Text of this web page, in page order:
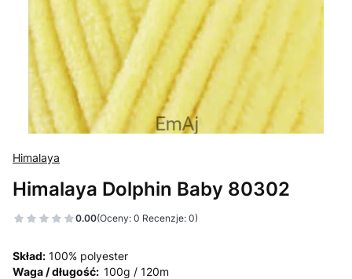
Himalaya
Himalaya Dolphin Baby 80302
0.00(Oceny: 0 Recenzje: 0)
Skład: 100% polyester
Waga / długość: 100g / 120m